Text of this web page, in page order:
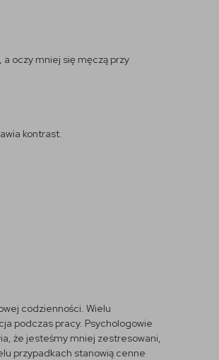
a oczy mniej się męczą przy
kontrast.
codzienności. Wielu
podczas pracy. Psychologowie
że jesteśmy mniej zestresowani,
przypadkach stanowią cenne